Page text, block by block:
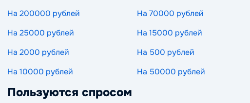
На 200000 рублей На 70000 рублей
На 25000 рублей
На 15000 рублей
На 2000 рублей
На 500 рублей
На 10000 рублей
На 50000 рублей
Пользуются спросом